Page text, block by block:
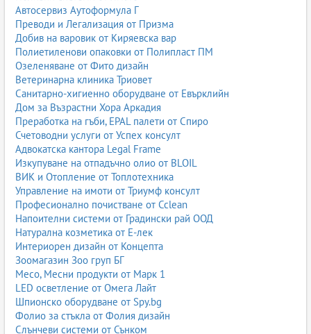
Автосервиз Аутоформула Г
Преводи и Легализация от Призма
Добив на варовик от Киряевска вар
Полиетиленови опаковки от Полипласт ПМ
Озеленяване от Фито дизайн
Ветеринарна клиника Триовет
Санитарно-хигиенно оборудване от Евърклийн
Дом за Възрастни Хора Аркадия
Преработка на гъби, EPAL палети от Спиро
Счетоводни услуги от Успех консулт
Адвокатска кантора Legal Frame
Изкупуване на отпадъчно олио от BLOIL
ВИК и Отопление от Топлотехника
Управление на имоти от Триумф консулт
Професионално почистване от Cclean
Напоителни системи от Градински рай ООД
Натурална козметика от Е-лек
Интериорен дизайн от Концепта
Зоомагазин Зоо груп БГ
Месо, Месни продукти от Марк 1
LED осветление от Омега Лайт
Шпионско оборудване от Spy.bg
Фолио за стъкла от Фолия дизайн
Слънчеви системи от Сънком